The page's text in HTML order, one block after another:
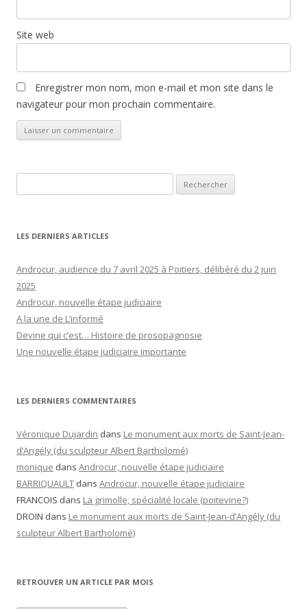
Site web
Enregistrer mon nom, mon e-mail et mon site dans le
navigateur pour mon prochain commentaire.
LES DERNIERS ARTICLES
Androcur, audience du 7 avril 2025 à Poitiers, délibéré du 2 juin
2025
Androcur, nouvelle étape judiciaire
A la une de L’informé
Devine qui c’est… Histoire de prosopagnosie
Une nouvelle étape judiciaire importante
LES DERNIERS COMMENTAIRES
Véronique Dujardin dans Le monument aux morts de Saint-Jean-
d’Angély (du sculpteur Albert Bartholomé)
monique dans Androcur, nouvelle étape judiciaire
BARRIQUAULT dans Androcur, nouvelle étape judiciaire
FRANCOIS dans La grimolle, spécialité locale (poitevine?)
DROIN dans Le monument aux morts de Saint-Jean-d’Angély (du
sculpteur Albert Bartholomé)
RETROUVER UN ARTICLE PAR MOIS